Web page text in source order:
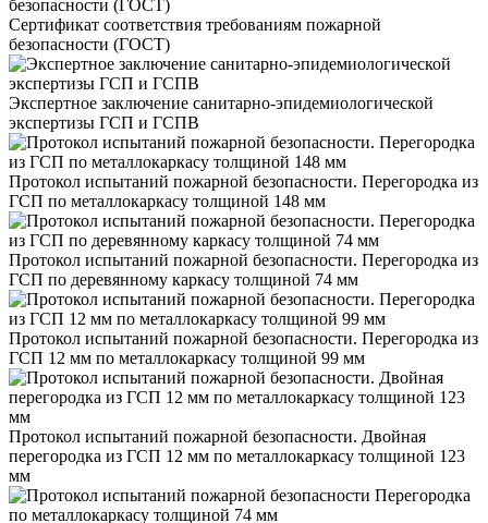
Сертификат соответствия требованиям пожарной
безопасности (ГОСТ)
Экспертное заключение санитарно-эпидемиологической
экспертизы ГСП и ГСПВ
Протокол испытаний пожарной безопасности. Перегородка из
ГСП по металлокаркасу толщиной 148 мм
Протокол испытаний пожарной безопасности. Перегородка из
ГСП по деревянному каркасу толщиной 74 мм
Протокол испытаний пожарной безопасности. Перегородка из
ГСП 12 мм по металлокаркасу толщиной 99 мм
Протокол испытаний пожарной безопасности. Двойная
перегородка из ГСП 12 мм по металлокаркасу толщиной 123
мм